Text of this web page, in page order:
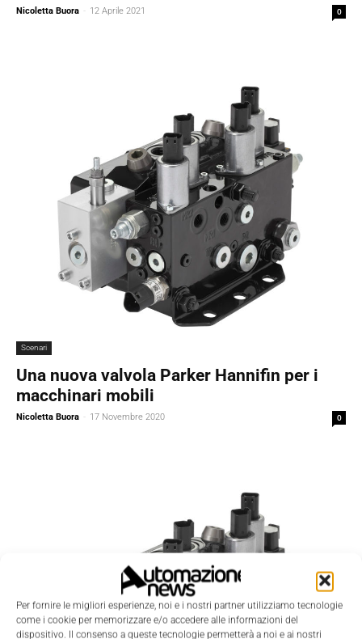
Per fornire le migliori esperienze, noi e i nostri partner utilizziamo tecnologie
come i cookie per memorizzare e/o accedere alle informazioni del
dispositivo. Il consenso a queste tecnologie permetterà a noi e ai nostri
Nicoletta Buora - 12 Aprile 2021 0
Scenari
Una nuova valvola Parker Hannifin per i
macchinari mobili
Nicoletta Buora - 17 Novembre 2020 0